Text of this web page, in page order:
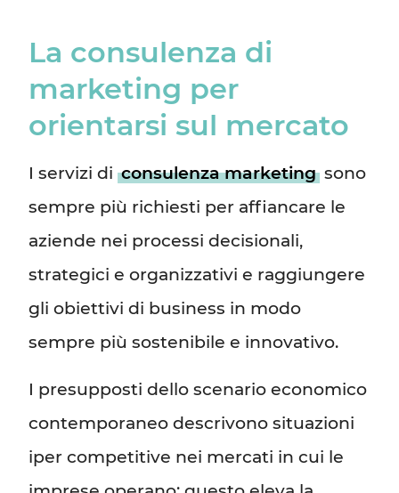
La consulenza di
marketing per
orientarsi sul mercato
I servizi diconsulenza marketing sono
sempre più richiesti per affiancare le
aziende nei processi decisionali,
strategici e organizzativi e raggiungere
gli obiettivi di business in modo
sempre più sostenibile e innovativo.
I presupposti dello scenario economico
contemporaneo descrivono situazioni
iper competitive nei mercati in cui le